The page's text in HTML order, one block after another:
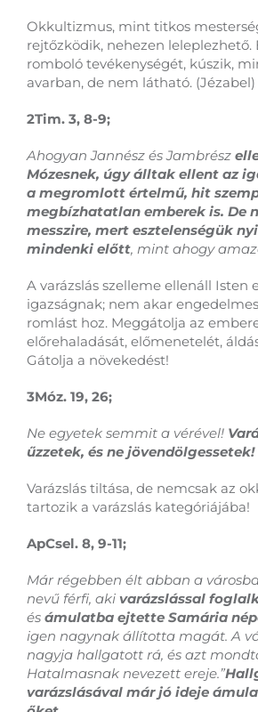
Okkultizmus, mint titkos
rejtőzködik, nehezen leleplezhető.
romboló tevékenységét, kúszik,
avarban, de nem látható. (Jézabel)
2Tim. 3, 8-9;
Ahogyan Jannész és Jambrész
Mózesnek, úgy álltak ellent az
a megromlott értelmű, hit
megbízhatatlan emberek is. De
messzire, mert esztelenségük
mindenki előtt, mint ahogy
A varázslás szelleme ellenáll Isten
igazságnak; nem akar
romlást hoz. Meggátolja az
előrehaladását, előmenetelét,
Gátolja a növekedést!
3Móz. 19, 26;
Ne egyetek semmit a vérével!
űzzetek, és ne jövendölgessetek!
Varázslás tiltása, de nemcsak az
tartozik a varázslás kategóriájába!
ApCsel. 8, 9-11;
Már régebben élt abban a
nevű férfi, aki varázslással
és ámulatba ejtette Samária
igen nagynak állította magát. A
nagyja hallgatott rá, és azt
Hatalmasnak nevezett ereje.”
varázslásával már jó ideje